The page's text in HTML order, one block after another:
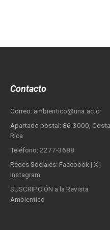
Contacto
Correo: ambientico@una.ac.cr
Apartado postal: 86-3000, Costa
Rica
Teléfono: 2277-3688
Redes Sociales: Facebook | X |
Instagram
SUSCRIPCIÓN a la Revista
Ambientico